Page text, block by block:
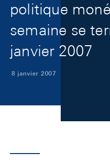
politique
semaine se
janvier 2007
8 janvier 2007